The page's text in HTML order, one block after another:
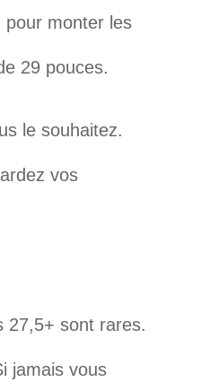
pour monter les
29 pouces.
le souhaitez.
vos
27,5+ sont rares.
jamais vous